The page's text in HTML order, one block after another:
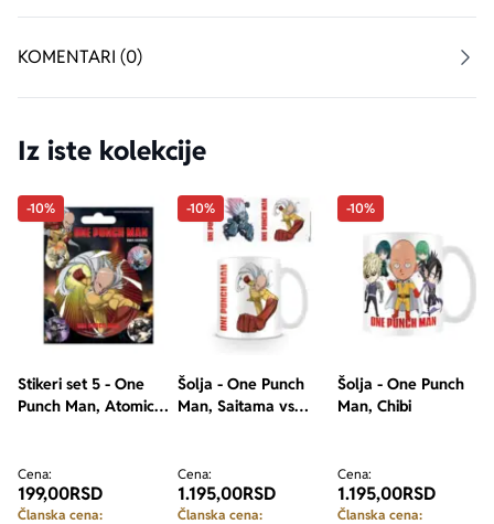
KOMENTARI (0)
Iz iste kolekcije
-10%
Stikeri set 5 - One
Punch Man, Atomic
Cena:
199,00RSD
Članska cena:
-10%
Šolja - One Punch
Man, Saitama vs
Cena:
1.195,00RSD
Članska cena:
-10%
Šolja - One Punch
Man, Chibi
Cena:
1.195,00RSD
Članska cena: